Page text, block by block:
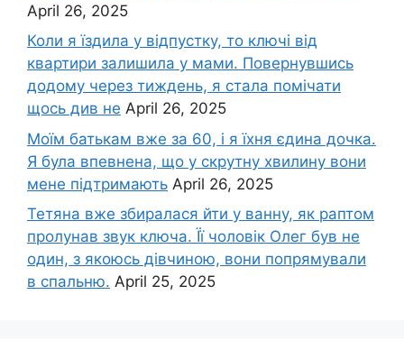
April 26, 2025
Коли я їздила у відпустку, то ключі від
квартири залишила у мами. Повернувшись
додому через тиждень, я стала помічати
щось див не April 26, 2025
Моїм батькам вже за 60, і я їхня єдина дочка.
Я була впевнена, що у скрутну хвилину вони
мене підтримають April 26, 2025
Тетяна вже збиралася йти у ванну, як раптом
пролунав звук ключа. Її чоловік Олег був не
один, з якоюсь дівчиною, вони попрямували
в спальню. April 25, 2025